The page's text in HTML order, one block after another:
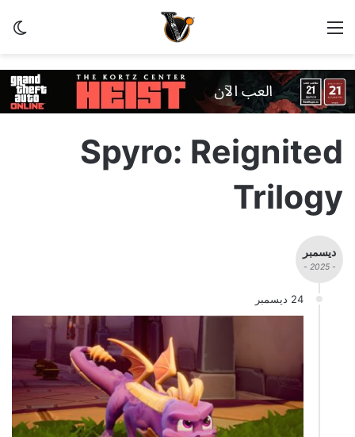
القائمة
Spyro: Reignited
Trilogy
ديسمبر
- 2025 -
24 ديسمبر